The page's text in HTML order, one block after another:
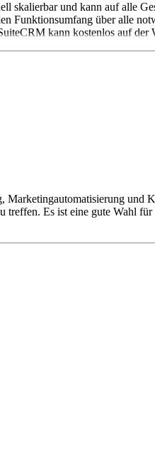
und kann auf alle
Funktionsumfang über alle
kann kostenlos auf der
und
treffen. Es ist eine gute Wahl